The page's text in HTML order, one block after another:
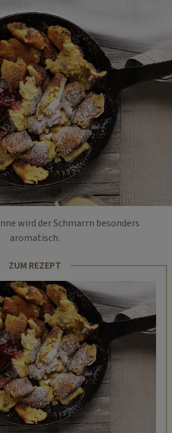
Foto: Eisenhut & Mayer
wird der Schmarrn besonders
aromatisch.
ZUM REZEPT